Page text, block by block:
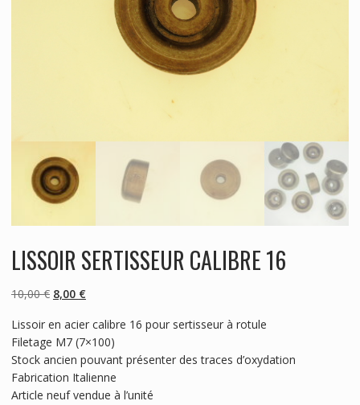
LISSOIR SERTISSEUR CALIBRE 16
10,00€ Le
initial
était :
10,00 €.
8,00 €Le
actuel
est :
8,00 €.
Lissoir en acier calibre 16 pour sertisseur à rotule
Filetage M7 (7×100)
Stock ancien pouvant présenter des traces d’oxydation
Fabrication Italienne
Article neuf vendue à l’unité